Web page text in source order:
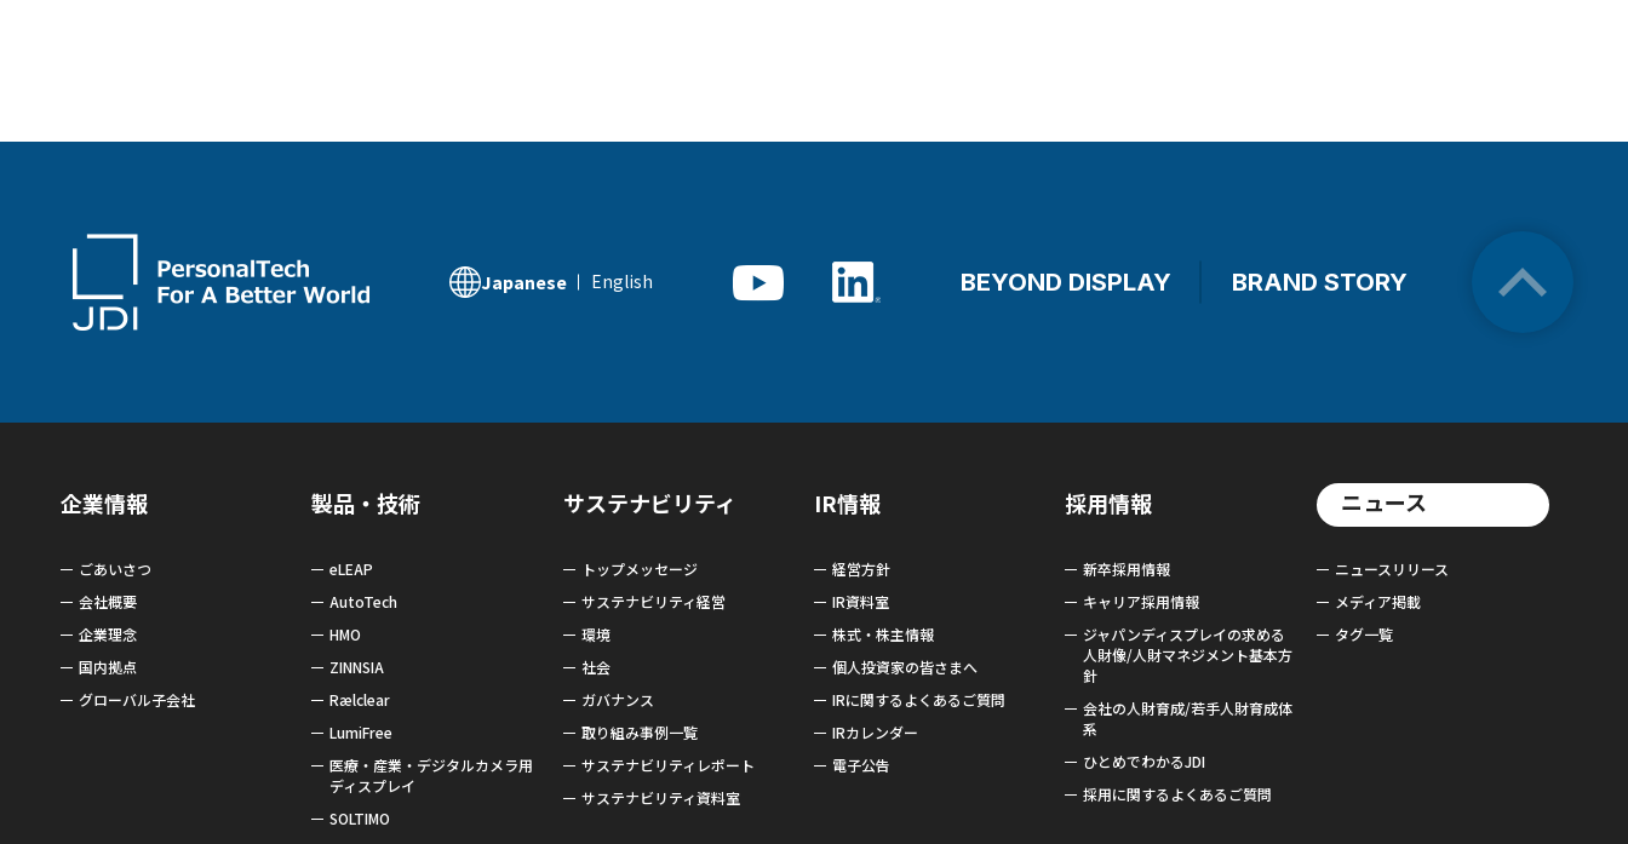
Japanese English BEYOND DISPLAY BRAND STORY
企業情報
ごあいさつ
会社概要
企業理念
国内拠点
グローバル子会社
製品・技術
eLEAP
AutoTech
HMO
ZINNSIA
Rælclear
LumiFree
医療・産業・デジタルカメラ用
ディスプレイ
SOLTIMO
サステナビリティ
トップメッセージ
サステナビリティ経営
環境
社会
ガバナンス
取り組み事例一覧
サステナビリティレポート
サステナビリティ資料室
IR情報
経営方針
IR資料室
株式・株主情報
個人投資家の皆さまへ
IRに関するよくあるご質問
IRカレンダー
電子公告
採用情報
新卒採用情報
キャリア採用情報
ジャパンディスプレイの求める
人財像/人財マネジメント基本方
針
会社の人財育成/若手人財育成体
系
ひとめでわかるJDI
採用に関するよくあるご質問
ニュース
ニュースリリース
メディア掲載
タグ一覧